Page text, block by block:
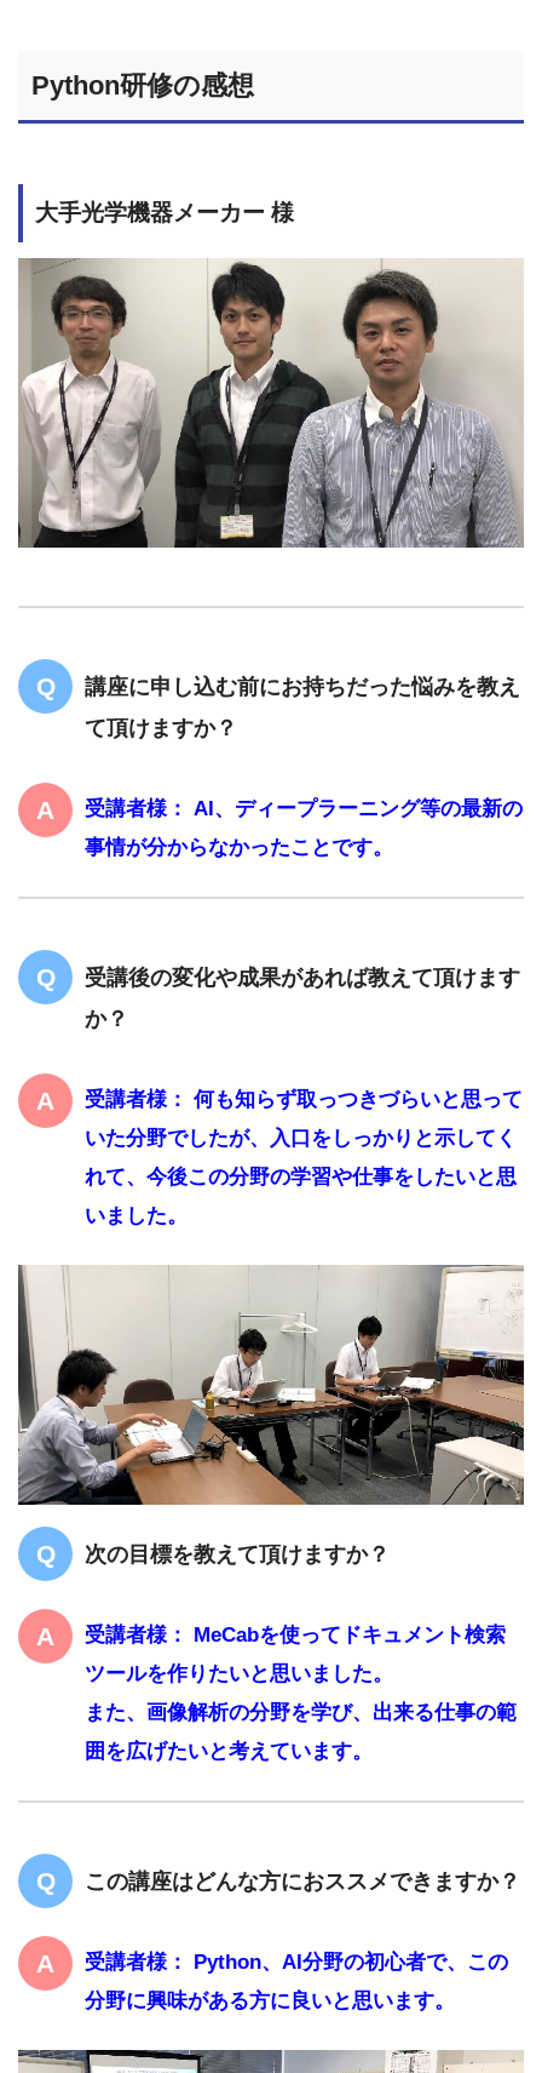
Python研修の感想
大手光学機器メーカー 様
講座に申し込む前にお持ちだった悩みを教え
て頂けますか？
受講者様： AI、ディープラーニング等の最新の
事情が分からなかったことです。
受講後の変化や成果があれば教えて頂けます
か？
受講者様： 何も知らず取っつきづらいと思って
いた分野でしたが、入口をしっかりと示してく
れて、今後この分野の学習や仕事をしたいと思
いました。
次の目標を教えて頂けますか？
受講者様： MeCabを使ってドキュメント検索
ツールを作りたいと思いました。
また、画像解析の分野を学び、出来る仕事の範
囲を広げたいと考えています。
この講座はどんな方におススメできますか？
受講者様： Python、AI分野の初心者で、この
分野に興味がある方に良いと思います。